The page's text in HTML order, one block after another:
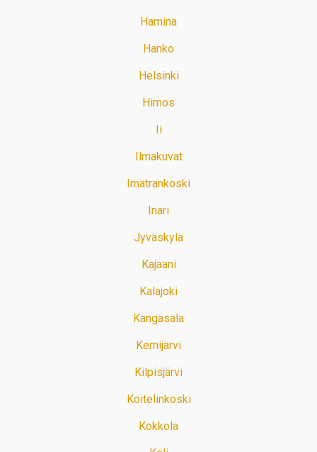
Hamina
Hanko
Helsinki
Himos
Ii
Ilmakuvat
Imatrankoski
Inari
Jyväskylä
Kajaani
Kalajoki
Kangasala
Kemijärvi
Kilpisjärvi
Koitelinkoski
Kokkola